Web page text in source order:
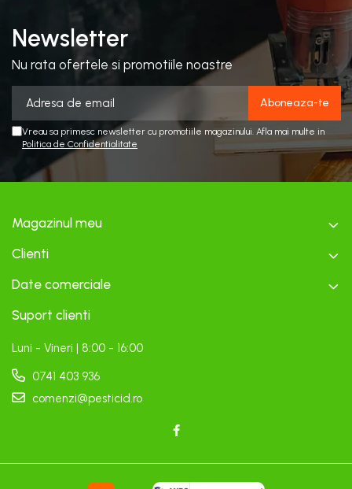
Newsletter
Nu rata ofertele si promotiile noastre
Vreau sa primesc newsletter cu promotiile magazinului. Afla mai multe in
Politica de Confidentialitate
Magazinul meu
Clienti
Date comerciale
Suport clienti
Luni - Vineri | 8:00 - 16:00
0741 403 936
comenzi@pesticid.ro